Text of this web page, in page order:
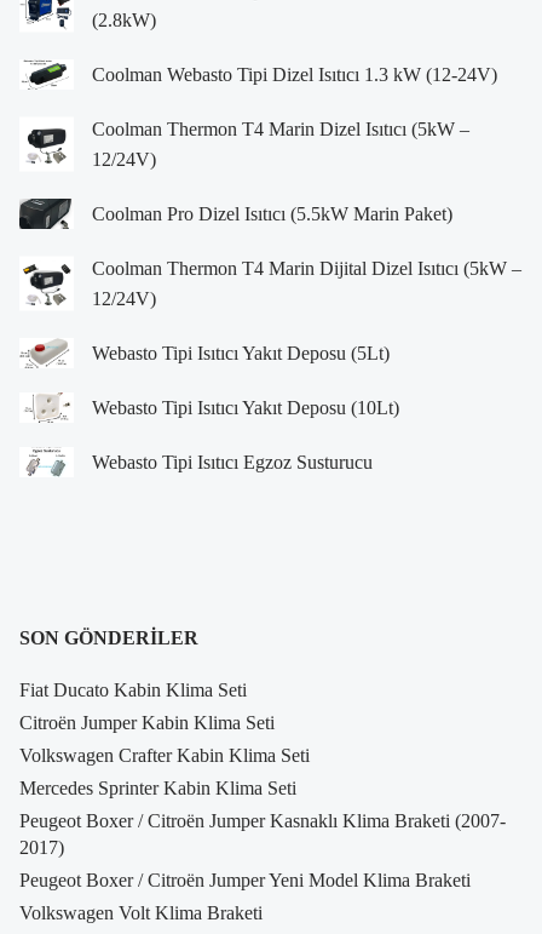
(2.8kW)
Coolman Webasto Tipi Dizel Isıtıcı 1.3 kW (12-24V)
Coolman Thermon T4 Marin Dizel Isıtıcı (5kW –
12/24V)
Coolman Pro Dizel Isıtıcı (5.5kW Marin Paket)
Coolman Thermon T4 Marin Dijital Dizel Isıtıcı (5kW –
12/24V)
Webasto Tipi Isıtıcı Yakıt Deposu (5Lt)
Webasto Tipi Isıtıcı Yakıt Deposu (10Lt)
Webasto Tipi Isıtıcı Egzoz Susturucu
SON GÖNDERILER
Fiat Ducato Kabin Klima Seti
Citroën Jumper Kabin Klima Seti
Volkswagen Crafter Kabin Klima Seti
Mercedes Sprinter Kabin Klima Seti
Peugeot Boxer / Citroën Jumper Kasnaklı Klima Braketi (2007-
2017)
Peugeot Boxer / Citroën Jumper Yeni Model Klima Braketi
Volkswagen Volt Klima Braketi